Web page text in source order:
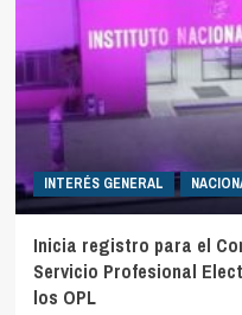
INTERÉS GENERAL
Inicia registro para el
Servicio Profesional
los OPL